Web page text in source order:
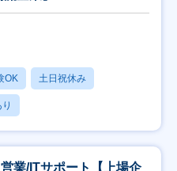
OK 土日祝休み
業/ITサポート【上場企